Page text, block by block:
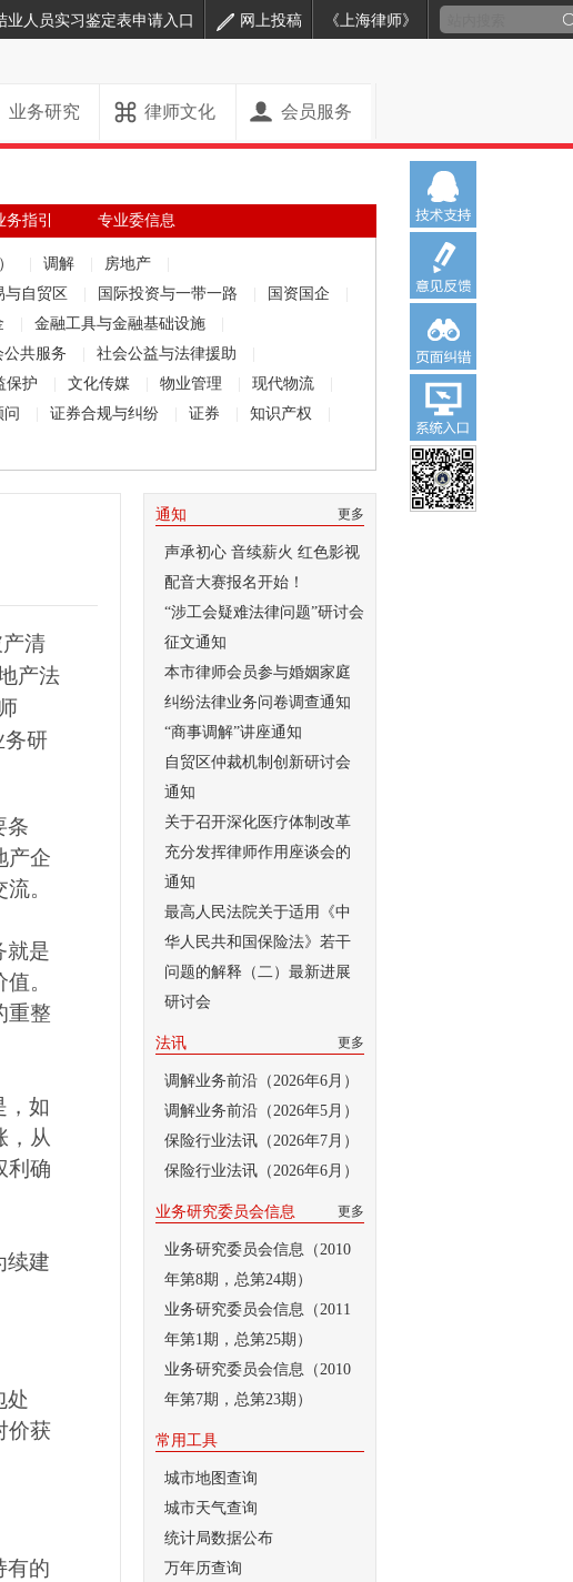
业人员实习鉴定表申请入口 网上投稿 《上海律师》
业务研究 律师文化 会员服务
务指引
专业委信息
调解 房地产
与自贸区 国际投资与一带一路 国资国企
金融工具与金融基础设施
公共服务 社会公益与法律援助
保护 文化传媒 物业管理 现代物流
证券合规与纠纷 证券 知识产权
清
产法
务研
条
产企
。
就是
。
重整
，如
，从
利确
续建
处
价获
有的
更多
通知
声承初心 音续薪火 红色影视
配音大赛报名开始！
“涉工会疑难法律问题”研讨会
征文通知
本市律师会员参与婚姻家庭
纠纷法律业务问卷调查通知
“商事调解”讲座通知
自贸区仲裁机制创新研讨会
通知
关于召开深化医疗体制改革
充分发挥律师作用座谈会的
通知
最高人民法院关于适用《中
华人民共和国保险法》若干
问题的解释（二）最新进展
研讨会
更多
法讯
调解业务前沿（2026年6月）
调解业务前沿（2026年5月）
保险行业法讯（2026年7月）
保险行业法讯（2026年6月）
更多
业务研究委员会信息
业务研究委员会信息（2010
年第8期，总第24期）
业务研究委员会信息（2011
年第1期，总第25期）
业务研究委员会信息（2010
年第7期，总第23期）
常用工具
城市地图查询
城市天气查询
统计局数据公布
万年历查询